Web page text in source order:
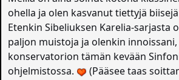
ohella ja olen kasvanut tiettyjä
Etenkin Sibeliuksen Karelia-sarjasta
paljon muistoja ja olenkin
konservatorion tämän kevään
ohjelmistossa.
(Pääsee taas